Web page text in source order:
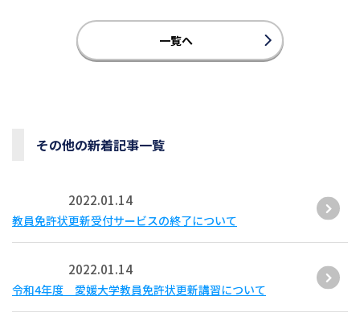
一覧へ
その他の新着記事一覧
2022.01.14
教員免許状更新受付サービスの終了について
2022.01.14
令和4年度 愛媛大学教員免許状更新講習について